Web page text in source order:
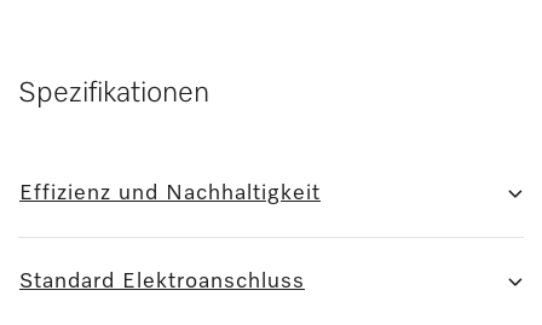
Spezifikationen
Effizienz und Nachhaltigkeit
Standard Elektroanschluss